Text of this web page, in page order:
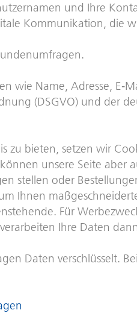
und Ihre
Kommunikation, die
wie Name, Adresse,
(DSGVO) und der
zu bieten, setzen wir
unsere Seite aber
stellen oder
Ihnen
Für
Ihre Daten
Daten verschlüsselt.